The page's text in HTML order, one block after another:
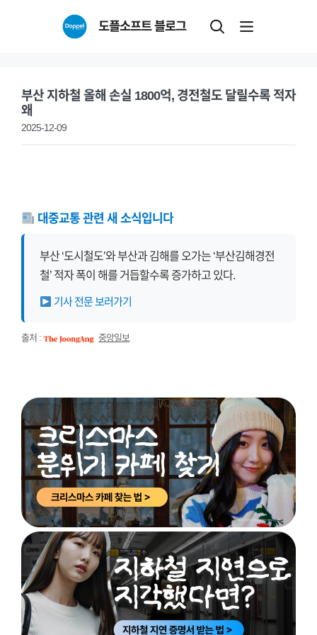
도플소프트 블로그
부산 지하철 올해 손실 1800억, 경전철도 달릴수록 적자
왜
2025-12-09
대중교통 관련 새 소식입니다
부산 ‘도시철도’와 부산과 김해를 오가는 ‘부산김해경전
철’ 적자 폭이 해를 거듭할수록 증가하고 있다.
기사 전문 보러가기
출처 : 중앙일보